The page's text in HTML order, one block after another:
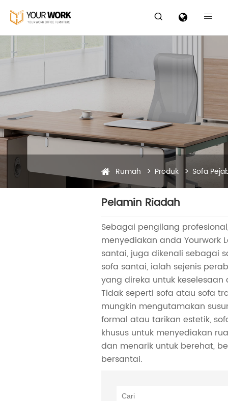
 
Rumah Produk Sofa
Pelamin Riadah
Sebagai pengilang
menyediakan anda Yourwork
santai, juga dikenali sebagai
sofa santai, ialah sejenis
yang direka untuk
Tidak seperti sofa atau sofa
mungkin mengutamakan
formal atau tarikan estetik,
khusus untuk menyediakan
dan menarik untuk berehat,
bersantai.